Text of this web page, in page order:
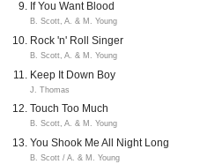
If You Want Blood
B. Scott, A. & M. Young
Rock 'n' Roll Singer
B. Scott, A. & M. Young
Keep It Down Boy
J. Thomas
Touch Too Much
B. Scott, A. & M. Young
You Shook Me All Night Long
B. Scott / A. & M. Young